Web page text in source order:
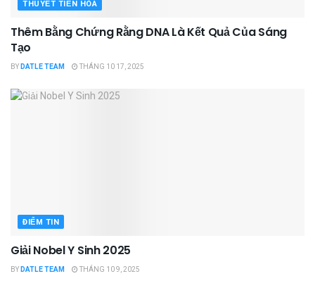
THUYẾT TIẾN HÓA
Thêm Bằng Chứng Rằng DNA Là Kết Quả Của Sáng
Tạo
BYDATLE TEAM THÁNG 10 17, 2025
ĐIỂM TIN
Giải Nobel Y Sinh 2025
BYDATLE TEAM THÁNG 10 9, 2025